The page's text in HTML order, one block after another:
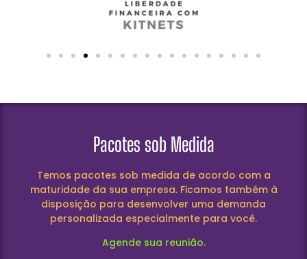
Pacotes sob Medida
Temos pacotes sob medida de acordo com a
maturidade da sua empresa. Ficamos também à
disposição para desenvolver uma demanda
personalizada especialmente para você.
Agende sua reunião.